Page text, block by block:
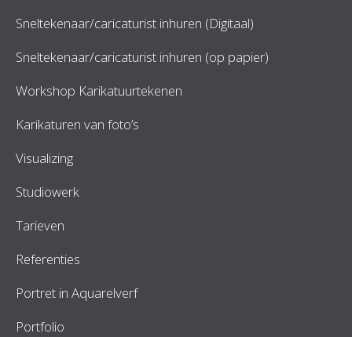
Sneltekenaar/caricaturist inhuren (Digitaal)
Sneltekenaar/caricaturist inhuren (op papier)
Workshop Karikatuurtekenen
Karikaturen van foto’s
Visualizing
Studiowerk
Tarieven
Referenties
Portret in Aquarelverf
Portfolio